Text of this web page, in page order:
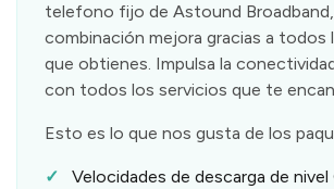
telefono fijo de Astound Broadband,
combinación mejora gracias a todos
que obtienes. Impulsa la
con todos los servicios que te
Esto es lo que nos gusta de los
Velocidades de descarga de nivel